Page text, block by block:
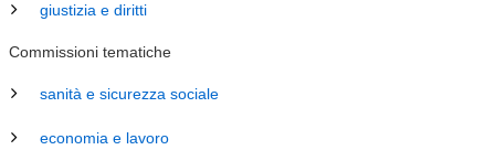
giustizia e diritti
Commissioni tematiche
sanità e sicurezza sociale
economia e lavoro